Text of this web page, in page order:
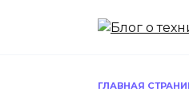
ГЛАВНАЯ